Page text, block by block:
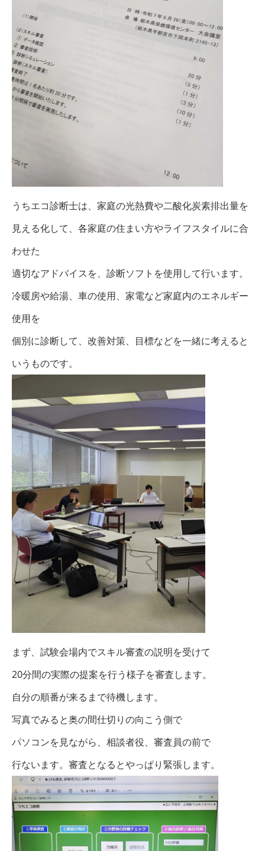
うちエコ診断士は、家庭の光熱費や二酸化炭素排出量を
見える化して、各家庭の住まい方やライフスタイルに合
わせた
適切なアドバイスを、診断ソフトを使用して行います。
冷暖房や給湯、車の使用、家電など家庭内のエネルギー
使用を
個別に診断して、改善対策、目標などを一緒に考えると
いうものです。
まず、試験会場内でスキル審査の説明を受けて
20分間の実際の提案を行う様子を審査します。
自分の順番が来るまで待機します。
写真でみると奥の間仕切りの向こう側で
パソコンを見ながら、相談者役、審査員の前で
行ないます。審査となるとやっぱり緊張します。